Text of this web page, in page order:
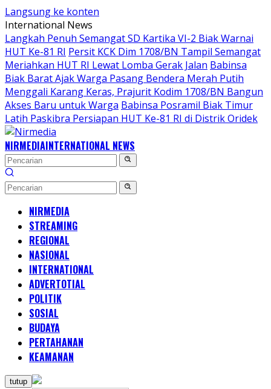
Langsung ke konten
International News
Langkah Penuh Semangat SD Kartika VI-2 Biak Warnai
HUT Ke-81 RI Persit KCK Dim 1708/BN Tampil Semangat
Meriahkan HUT RI Lewat Lomba Gerak Jalan Babinsa
Biak Barat Ajak Warga Pasang Bendera Merah Putih
Menggali Karang Keras, Prajurit Kodim 1708/BN Bangun
Akses Baru untuk Warga Babinsa Posramil Biak Timur
Latih Paskibra Persiapan HUT Ke-81 RI di Distrik Oridek
NIRMEDIAINTERNATIONAL NEWS
NIRMEDIA
STREAMING
REGIONAL
NASIONAL
INTERNATIONAL
ADVERTOTIAL
POLITIK
SOSIAL
BUDAYA
PERTAHANAN
KEAMANAN
tutup